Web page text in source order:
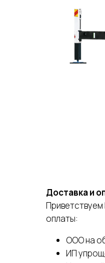
Доставка и
оплаты:
ООО на
ИП